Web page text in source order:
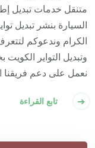
متنقل خدمات تبديل
السيارة بنشر تبديل
الكرام وندعوكم
وتبديل التواير
نعمل على دعم فريقنا
تابع القراءة